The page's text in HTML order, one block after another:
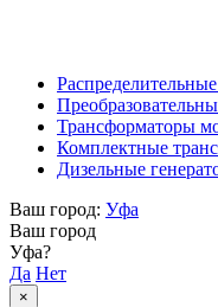
Трансформаторы
Комплектные
Дизельные
Ваш город: Уфа
Ваш город
Уфа?
Да Нет
×